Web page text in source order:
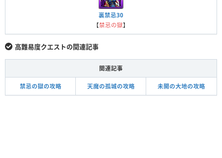
裏禁忌30
【禁忌の獄】
高難易度クエストの関連記事
関連記事
禁忌の獄の攻略 天魔の孤城の攻略 未開の大地の攻略